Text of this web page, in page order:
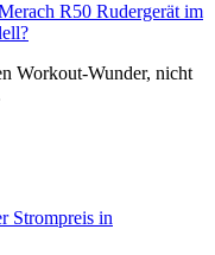
R50 Rudergerät im
Workout-Wunder, nicht
Strompreis in